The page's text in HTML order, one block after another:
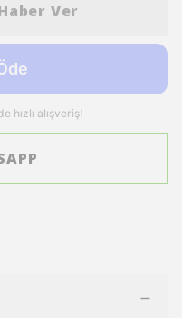
Ver